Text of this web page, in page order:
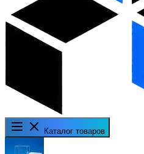
Каталог товаров